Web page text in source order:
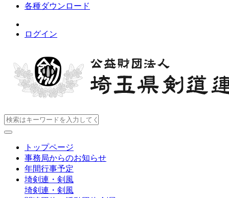
各種ダウンロード
ログイン
トップページ
事務局からのお知らせ
年間行事予定
埼剣連・剣風
埼剣連・剣風